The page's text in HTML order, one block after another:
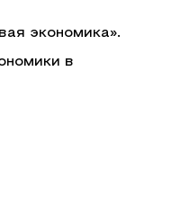
экономика».
в